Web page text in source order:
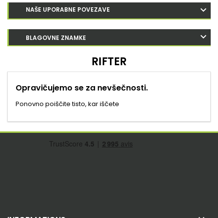
NAŠE UPORABNE POVEZAVE
BLAGOVNE ZNAMKE
RIFTER
Opravičujemo se za nevšečnosti.
Ponovno poiščite tisto, kar iščete